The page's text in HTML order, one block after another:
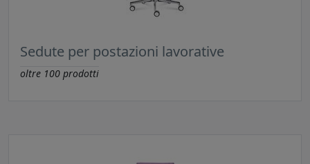
Sedute per postazioni lavorative
oltre 100 prodotti